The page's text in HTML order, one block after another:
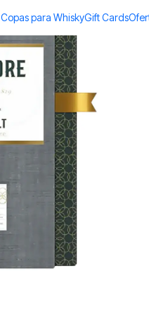
Copas para WhiskyGift Cards